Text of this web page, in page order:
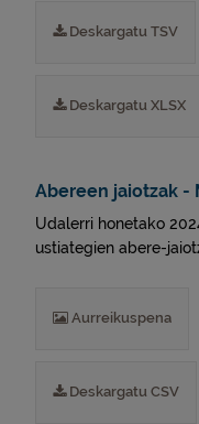
Deskargatu TSV
Deskargatu XLSX
Abereen jaiotzak -
Udalerri honetako
ustiategien abere-
Aurreikuspena
Deskargatu CSV